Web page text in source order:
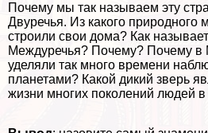
Почему мы так называем эту
Двуречья. Из какого природного
строили свои дома? Как
Междуречья? Почему? Почему
уделяли так много времени
планетами? Какой дикий зверь
жизни многих поколений людей